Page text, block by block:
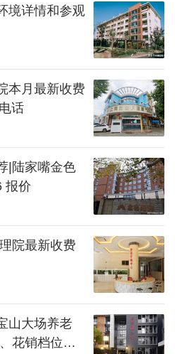
境详情和参观
本月最新收费
话
|陆家嘴金色
报价
院最新收费
山大场养老
花销档位和